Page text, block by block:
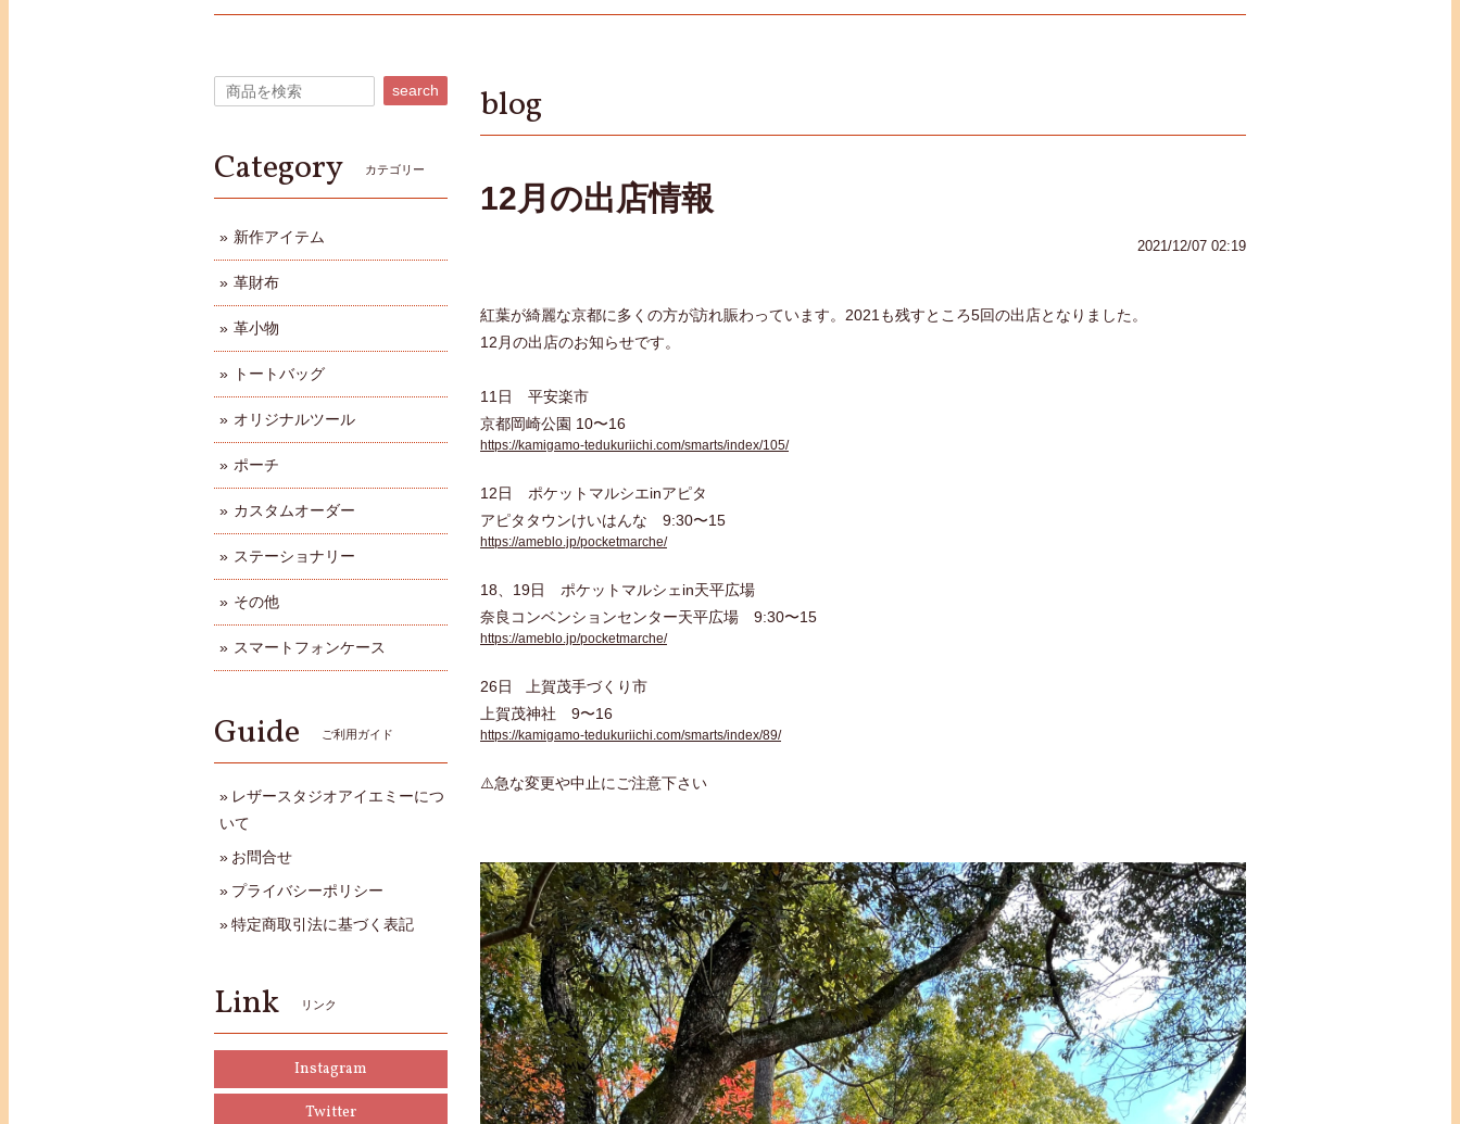
blog
12月の出店情報
2021/12/07 02:19
紅葉が綺麗な京都に多くの方が訪れ賑わっています。2021も残すところ5回の出店となりました。
12月の出店のお知らせです。
11日 平安楽市
京都岡崎公園 10〜16
https://kamigamo-tedukuriichi.com/smarts/index/105/
12日 ポケットマルシエinアピタ
アピタタウンけいはんな 9:30〜15
https://ameblo.jp/pocketmarche/
18、19日 ポケットマルシェin天平広場
奈良コンベンションセンター天平広場 9:30〜15
https://ameblo.jp/pocketmarche/
26日 上賀茂手づくり市
上賀茂神社 9〜16
https://kamigamo-tedukuriichi.com/smarts/index/89/
⚠️急な変更や中止にご注意下さい
search
Category カテゴリー
新作アイテム
革財布
革小物
トートバッグ
オリジナルツール
ポーチ
カスタムオーダー
ステーショナリー
その他
スマートフォンケース
Guide ご利用ガイド
レザースタジオアイエミーにつ
いて
お問合せ
プライバシーポリシー
特定商取引法に基づく表記
Link リンク
Instagram
Twitter